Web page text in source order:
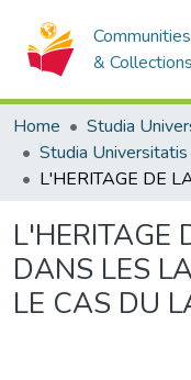
Communities
& Collections
Home
L'HERITAGE
DANS LES
LE CAS DU